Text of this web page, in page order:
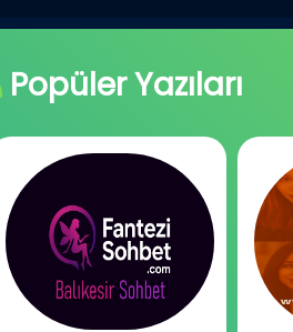
Popüler Yazıları